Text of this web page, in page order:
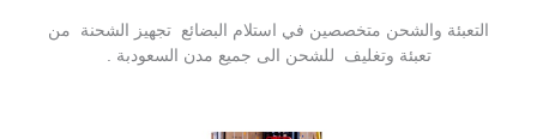
التعبئة والشحن متخصصين في استلام البضائع تجهيز الشحنة من
تعبئة وتغليف للشحن الى جميع مدن السعودبة .